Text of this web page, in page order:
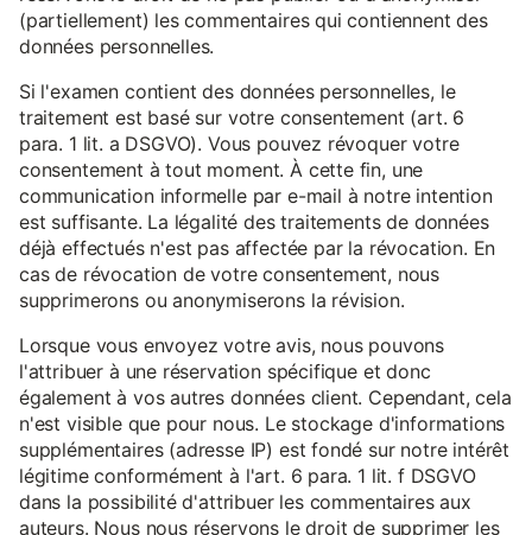
(partiellement) les commentaires qui contiennent des
données personnelles.
Si l'examen contient des données personnelles, le
traitement est basé sur votre consentement (art. 6
para. 1 lit. a DSGVO). Vous pouvez révoquer votre
consentement à tout moment. À cette fin, une
communication informelle par e-mail à notre intention
est suffisante. La légalité des traitements de données
déjà effectués n'est pas affectée par la révocation. En
cas de révocation de votre consentement, nous
supprimerons ou anonymiserons la révision.
Lorsque vous envoyez votre avis, nous pouvons
l'attribuer à une réservation spécifique et donc
également à vos autres données client. Cependant, cela
n'est visible que pour nous. Le stockage d'informations
supplémentaires (adresse IP) est fondé sur notre intérêt
légitime conformément à l'art. 6 para. 1 lit. f DSGVO
dans la possibilité d'attribuer les commentaires aux
auteurs. Nous nous réservons le droit de supprimer les